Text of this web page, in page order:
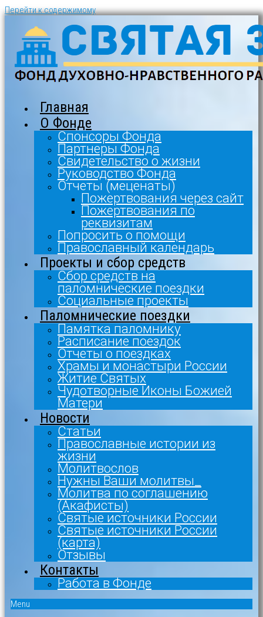
Перейти к содержимому
Главная
О Фонде
Спонсоры Фонда
Партнеры Фонда
Свидетельство о жизни
Руководство Фонда
Отчеты (меценаты)
Пожертвования через сайт
Пожертвования по
реквизитам
Попросить о помощи
Православный календарь
Проекты и сбор средств
Сбор средств на
паломнические поездки
Социальные проекты
Паломнические поездки
Памятка паломнику
Расписание поездок
Отчеты о поездках
Храмы и монастыри России
Житие Святых
Чудотворные Иконы Божией
Матери
Новости
Статьи
Православные истории из
жизни
Молитвослов
Нужны Ваши молитвы_
Молитва по соглашению
(Акафисты)
Святые источники России
Святые источники России
(карта)
Отзывы
Контакты
Работа в Фонде
Menu